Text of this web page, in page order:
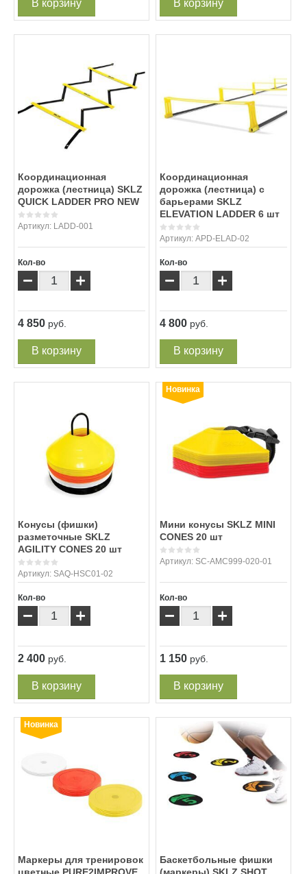
В корзину В корзину
Координационная
дорожка (лестница) SKLZ
QUICK LADDER PRO NEW
Артикул: LADD-001
Кол-во
− +
4 850 руб.
В корзину
Координационная
дорожка (лестница) с
барьерами SKLZ
ELEVATION LADDER 6 шт
Артикул:APD-ELAD-02
Кол-во
− +
4 800 руб.
В корзину
Конусы (фишки)
разметочные SKLZ
AGILITY CONES 20 шт
Артикул: SAQ-HSC01-02
Кол-во
− +
2 400 руб.
В корзину
Новинка
Мини конусы SKLZ MINI
CONES 20 шт
Артикул:SC-AMC999-020-01
Кол-во
− +
1 150 руб.
В корзину
Новинка
Маркеры для тренировок
цветные PURE2IMPROVE
Баскетбольные фишки
(маркеры) SKLZ SHOT